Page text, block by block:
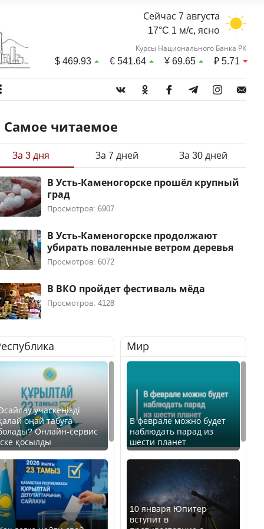
Сейчас 7 августа
17°C 1 м/с, ясно
Курсы Национального Банка РК
$469.93 €541.64 ¥69.65 ₽5.71
Самое читаемое
За 3 дня За 7 дней За 30 дней
В Усть-Каменогорске прошёл крупный
град
Просмотров: 6907
В Усть-Каменогорске продолжают
убирать поваленные ветром деревья
Просмотров: 6072
В ВКО пройдет фестиваль мёда
Просмотров: 4128
учаскеңізді
оңай табуға
Онлайн-сервис
қосылды
Мир
В феврале можно будет
наблюдать парад из
шести планет
10 января Юпитер
вступит в